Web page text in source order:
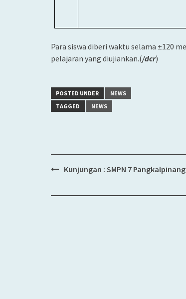
Para siswa diberi waktu selama ±120
pelajaran yang diujiankan.(/dcr)
POSTED UNDER
NEWS
TAGGED
NEWS
Kunjungan : SMPN 7 Pangkalpinang